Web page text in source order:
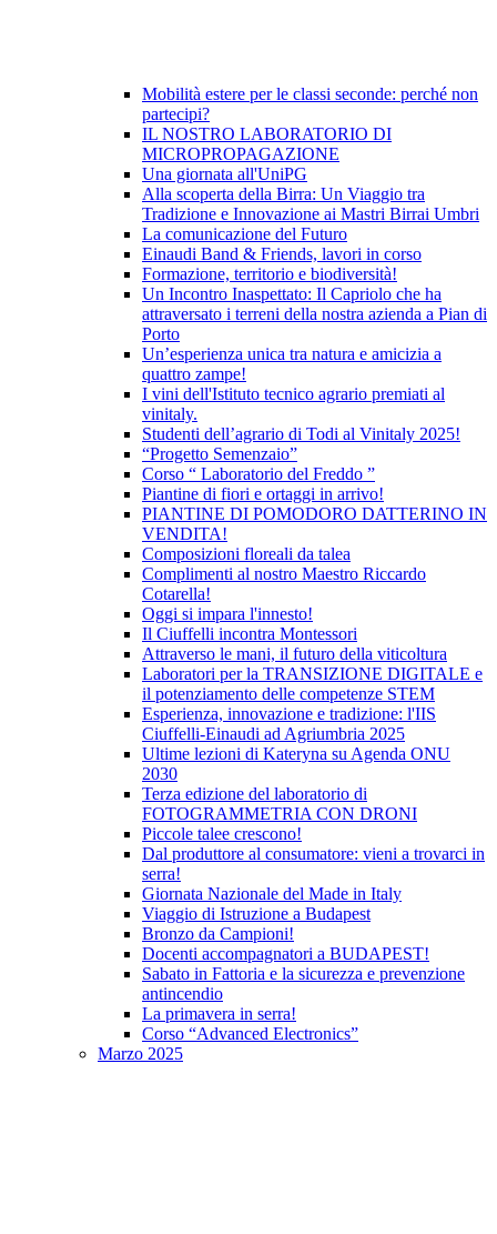
Mobilità estere per le classi seconde: perché non
partecipi?
IL NOSTRO LABORATORIO DI
MICROPROPAGAZIONE
Una giornata all'UniPG
Alla scoperta della Birra: Un Viaggio tra
Tradizione e Innovazione ai Mastri Birrai Umbri
La comunicazione del Futuro
Einaudi Band & Friends, lavori in corso
Formazione, territorio e biodiversità!
Un Incontro Inaspettato: Il Capriolo che ha
attraversato i terreni della nostra azienda a Pian di
Porto
Un’esperienza unica tra natura e amicizia a
quattro zampe!
I vini dell'Istituto tecnico agrario premiati al
vinitaly.
Studenti dell’agrario di Todi al Vinitaly 2025!
“Progetto Semenzaio”
Corso “ Laboratorio del Freddo ”
Piantine di fiori e ortaggi in arrivo!
PIANTINE DI POMODORO DATTERINO IN
VENDITA!
Composizioni floreali da talea
Complimenti al nostro Maestro Riccardo
Cotarella!
Oggi si impara l'innesto!
Il Ciuffelli incontra Montessori
Attraverso le mani, il futuro della viticoltura
Laboratori per la TRANSIZIONE DIGITALE e
il potenziamento delle competenze STEM
Esperienza, innovazione e tradizione: l'IIS
Ciuffelli-Einaudi ad Agriumbria 2025
Ultime lezioni di Kateryna su Agenda ONU
2030
Terza edizione del laboratorio di
FOTOGRAMMETRIA CON DRONI
Piccole talee crescono!
Dal produttore al consumatore: vieni a trovarci in
serra!
Giornata Nazionale del Made in Italy
Viaggio di Istruzione a Budapest
Bronzo da Campioni!
Docenti accompagnatori a BUDAPEST!
Sabato in Fattoria e la sicurezza e prevenzione
antincendio
La primavera in serra!
Corso “Advanced Electronics”
Marzo 2025